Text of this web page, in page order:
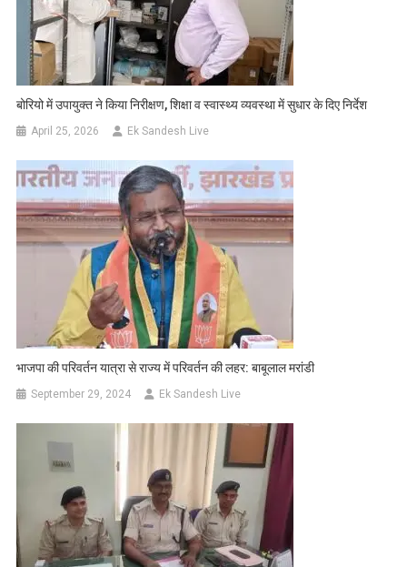
बोरियो में उपायुक्त ने किया निरीक्षण, शिक्षा व स्वास्थ्य व्यवस्था में सुधार के दिए निर्देश
April 25, 2026 Ek Sandesh Live
भाजपा की परिवर्तन यात्रा से राज्य में परिवर्तन की लहर: बाबूलाल मरांडी
September 29, 2024 Ek Sandesh Live